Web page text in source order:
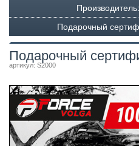
Подарочный
Подарочный
артикул: S2000